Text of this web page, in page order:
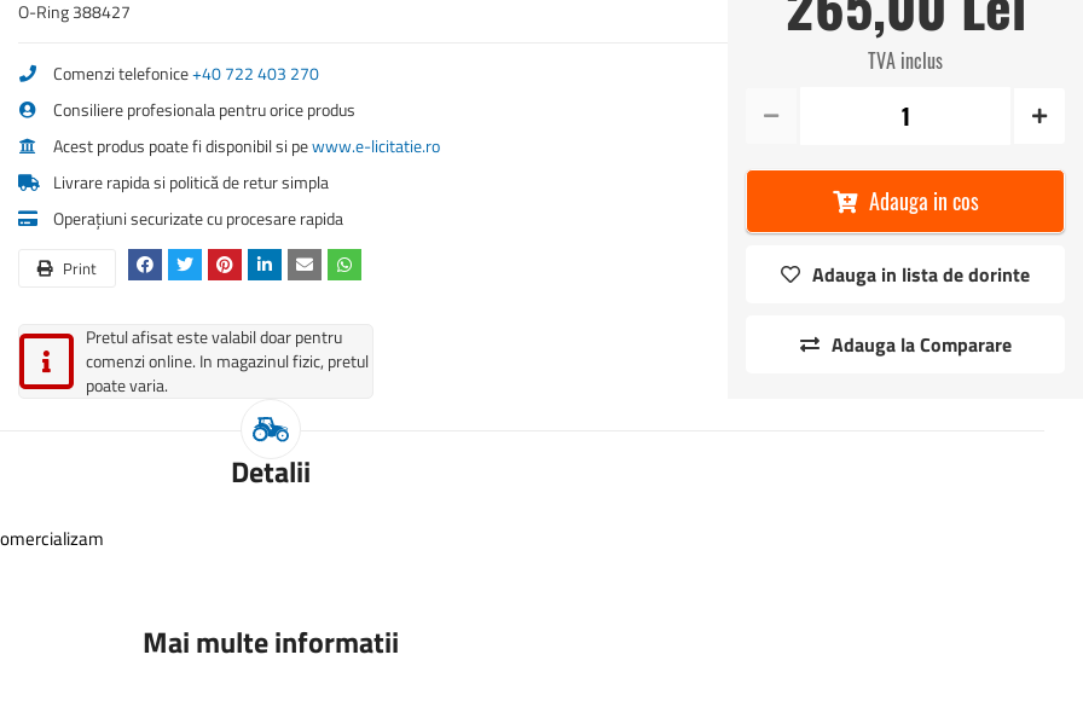
O-Ring 388427
Comenzi telefonice+40 722 403 270
Consiliere profesionala pentru orice produs
Acest produs poate fi disponibil si pewww.e-licitatie.ro
Livrare rapida si politică de retur simpla
Operațiuni securizate cu procesare rapida
Print
Pretul afisat este valabil doar pentru
comenzi online. In magazinul fizic, pretul
poate varia.
TVA inclus
Adauga in cos
Adauga in lista de dorinte
Adauga la Comparare
Detalii
Mai multe informatii